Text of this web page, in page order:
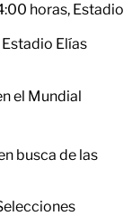
horas, Estadio
Elías
el Mundial
busca de las